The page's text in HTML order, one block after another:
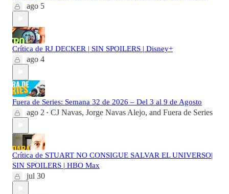
ago 5
Crítica de RJ DECKER | SIN SPOILERS | Disney+
ago 4
Fuera de Series: Semana 32 de 2026 – Del 3 al 9 de Agosto
ago 2 • CJ Navas, Jorge Navas Alejo, and Fuera de Series
Crítica de STUART NO CONSIGUE SALVAR EL UNIVERSO|
SIN SPOILERS | HBO Max
jul 30